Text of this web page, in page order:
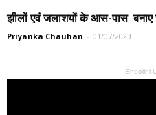
झीलों एवं जलाशयों के आस-पास बनाए
Priyanka Chauhan - 01/07/2023
Shoolini